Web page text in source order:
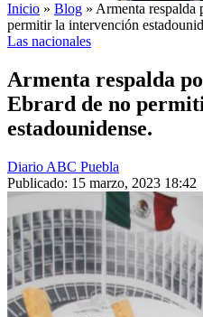
Inicio » Blog » Armenta respalda
permitir la intervención
Las nacionales
Armenta respalda
Ebrard de no
estadounidense.
Diario ABC Puebla
Publicado: 15 marzo, 2023 18:42